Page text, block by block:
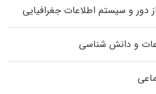
و سیستم اطلاعات جغرافیایی
و دانش شناسی